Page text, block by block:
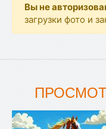
Вы не
загрузки фото и